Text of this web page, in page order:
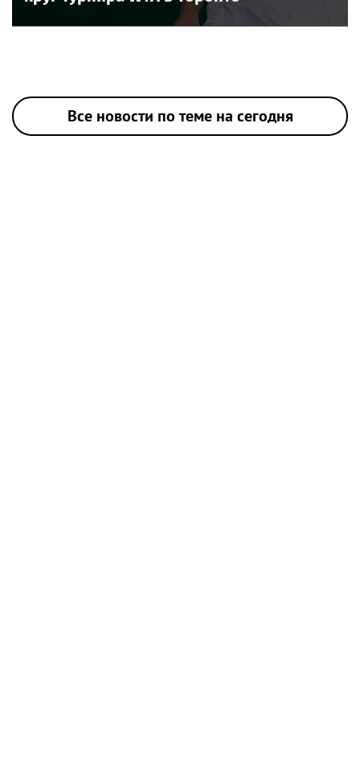
Все новости по теме на сегодня